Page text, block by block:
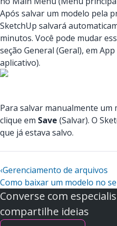
Após salvar um modelo pela
SketchUp salvará
minutos. Você pode mudar
seção General (Geral), em
aplicativo).
Para salvar manualmente um
clique em Save (Salvar). O
que já estava salvo.
‹Gerenciamento de arquivos
Como baixar um modelo no
Converse com
compartilhe ideias